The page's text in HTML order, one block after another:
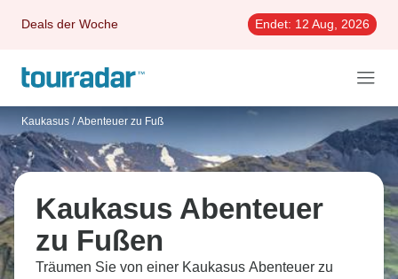
Deals der Woche Endet: 12 Aug, 2026
Kaukasus / Abenteuer zu Fuß
Kaukasus Abenteuer
zu Fußen
Träumen Sie von einer Kaukasus Abenteuer zu